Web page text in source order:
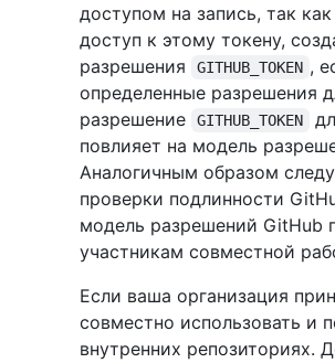
доступом на запись, так
доступ к этому токену,
разрешения
GITHUB_TOKEN ,
определенные разрешения
разрешение
GITHUB_TOKEN
повлияет на модель
Аналогичным образом
проверки подлинности
модель разрешений GitHub
участникам совместной
Если ваша организация
совместно использовать и
внутренних репозиториях.